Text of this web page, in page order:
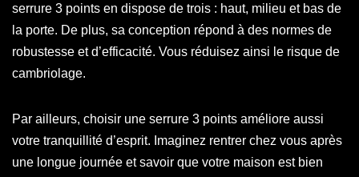
serrure 3 points en dispose de trois : haut, milieu et bas de
la porte. De plus, sa conception répond à des normes de
robustesse et d’efficacité. Vous réduisez ainsi le risque de
cambriolage.
Par ailleurs, choisir une serrure 3 points améliore aussi
votre tranquillité d’esprit. Imaginez rentrer chez vous après
une longue journée et savoir que votre maison est bien